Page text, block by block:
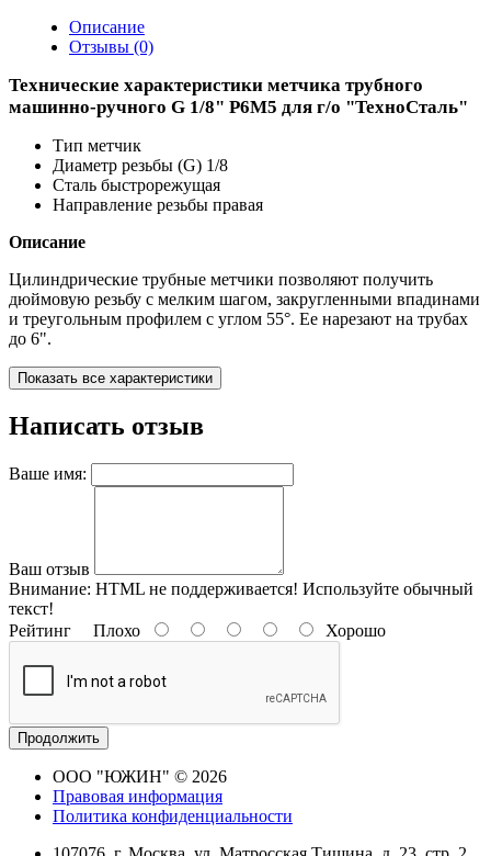
Описание
Отзывы (0)
Технические характеристики метчика трубного
машинно-ручного G 1/8" Р6М5 для г/о "ТехноСталь"
Тип метчик
Диаметр резьбы (G) 1/8
Сталь быстрорежущая
Направление резьбы правая
Описание
Цилиндрические трубные метчики позволяют получить
дюймовую резьбу с мелким шагом, закругленными впадинами
и треугольным профилем с углом 55°. Ее нарезают на трубах
до 6".
Показать все характеристики
Написать отзыв
Ваше имя:
Ваш отзыв
Внимание: HTML не поддерживается! Используйте обычный
текст!
Рейтинг Плохо Хорошо
Продолжить
ООО "ЮЖИН" © 2026
Правовая информация
Политика конфиденциальности